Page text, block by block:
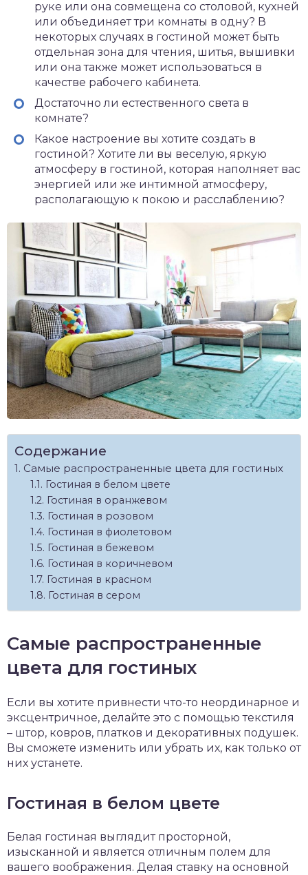
руке или она совмещена со столовой, кухней
или объединяет три комнаты в одну? В
некоторых случаях в гостиной может быть
отдельная зона для чтения, шитья, вышивки
или она также может использоваться в
качестве рабочего кабинета.
Достаточно ли естественного света в
комнате?
Какое настроение вы хотите создать в
гостиной? Хотите ли вы веселую, яркую
атмосферу в гостиной, которая наполняет вас
энергией или же интимной атмосферу,
располагающую к покою и расслаблению?
Содержание
Самые распространенные цвета для гостиных
Гостиная в белом цвете
Гостиная в оранжевом
Гостиная в розовом
Гостиная в фиолетовом
Гостиная в бежевом
Гостиная в коричневом
Гостиная в красном
Гостиная в сером
Самые распространенные
цвета для гостиных
Если вы хотите привнести что-то неординарное и
эксцентричное, делайте это с помощью текстиля
– штор, ковров, платков и декоративных подушек.
Вы сможете изменить или убрать их, как только от
них устанете.
Гостиная в белом цвете
Белая гостиная выглядит просторной,
изысканной и является отличным полем для
вашего воображения. Делая ставку на основной